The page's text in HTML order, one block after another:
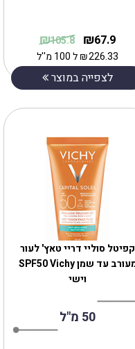
67.9
₪
105.8
₪
226.33
₪ל 100 מ''ל
לצפייה במוצר
קפיטל סוליי דריי טאץ' לעור
מעורב עד שמן SPF50 Vichy
וישי
50 מ"ל